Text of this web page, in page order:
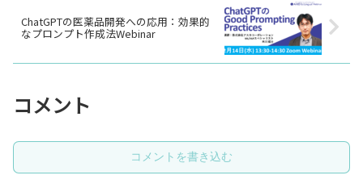
ChatGPTの医薬品開発への応用：効果的
なプロンプト作成法Webinar
コメント
コメントを書き込む